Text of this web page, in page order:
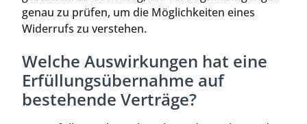
genau zu prüfen, um die Möglichkeiten eines
Widerrufs zu verstehen.
Welche Auswirkungen hat eine
Erfüllungsübernahme auf
bestehende Verträge?